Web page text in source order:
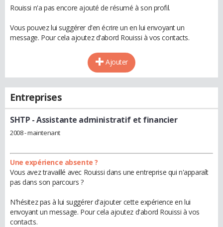
Rouissi n'a pas encore ajouté de résumé à son profil.
Vous pouvez lui suggérer d'en écrire un en lui envoyant un
message. Pour cela ajoutez d'abord Rouissi à vos contacts.
Ajouter
Entreprises
SHTP - Assistante administratif et financier
2008 - maintenant
Une expérience absente ?
Vous avez travaillé avec Rouissi dans une entreprise qui n'apparaît
pas dans son parcours ?
N'hésitez pas à lui suggérer d'ajouter cette expérience en lui
envoyant un message. Pour cela ajoutez d'abord Rouissi à vos
contacts.